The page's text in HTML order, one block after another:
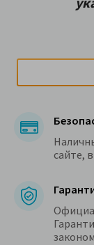
сайте,